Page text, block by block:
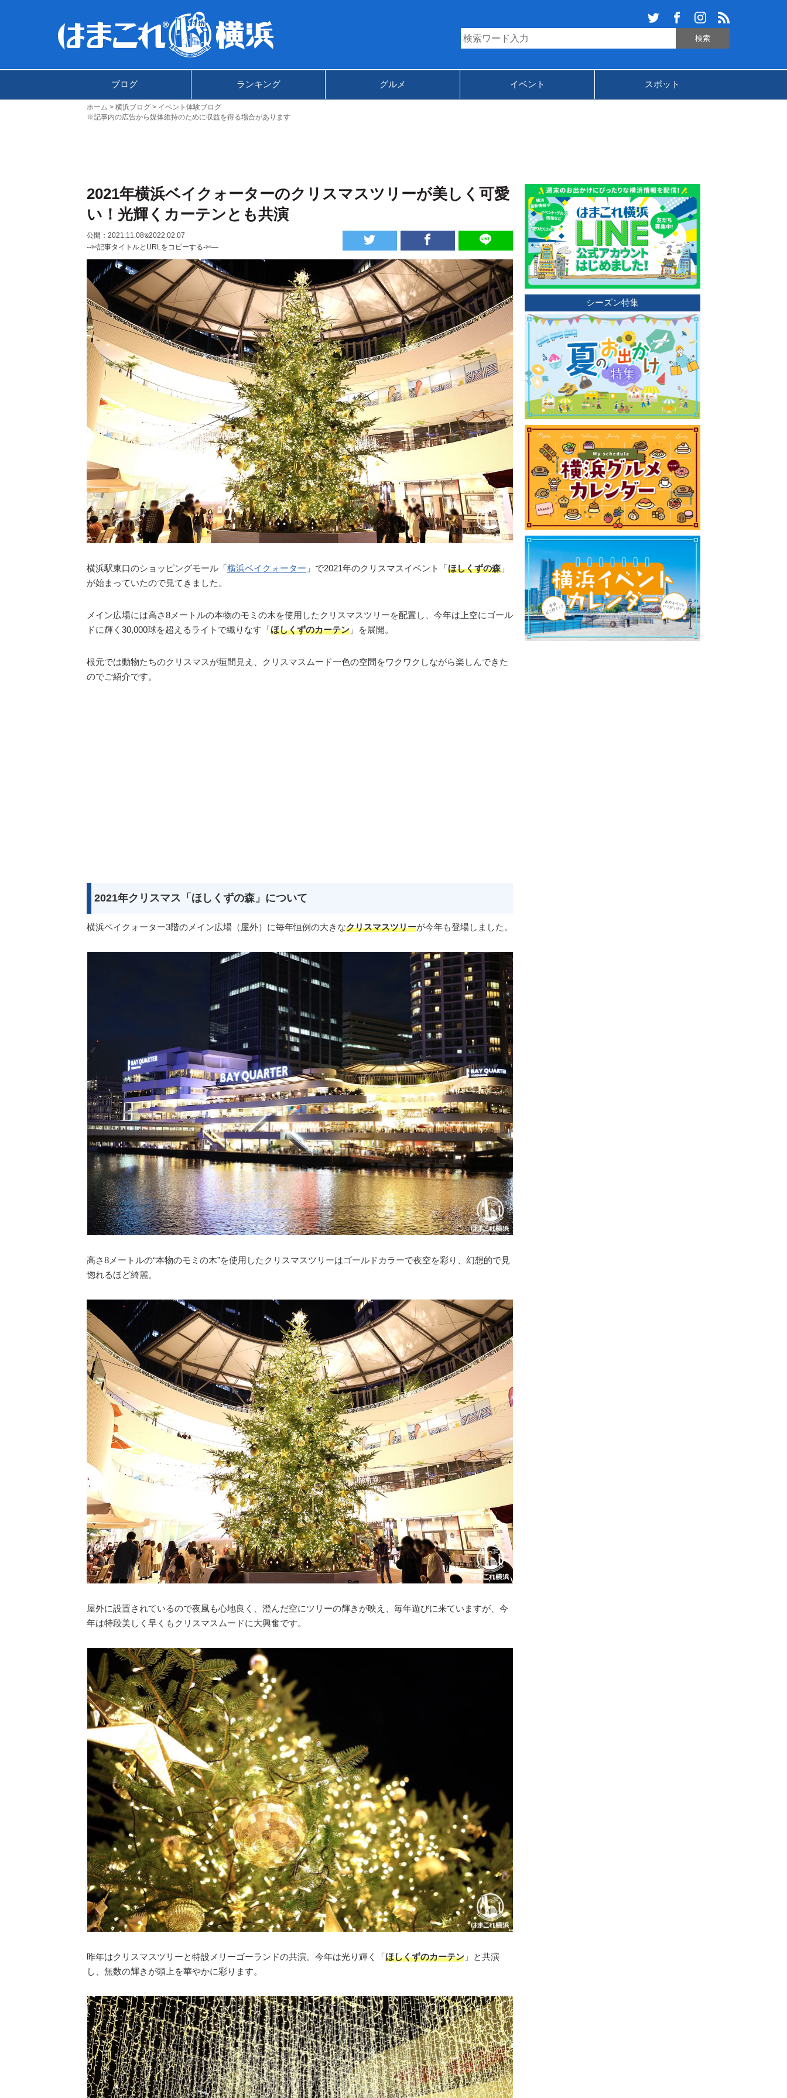
ブログ ランキング グルメ イベント スポット
ホーム 横浜ブログ
イベント体験ブログ
※記事内の広告から媒体維持のために収益を得る場合があります
2021年横浜ベイクォーターのクリスマスツリーが美しく可愛
い！光輝くカーテンとも共演
公開：2021.11.08ಇ2022.02.07
--✄記事タイトルとURLをコピーする-✄—
横浜駅東口のショッピングモール「横浜ベイクォーター 」で2021年のクリスマスイベント「ほしくずの森 」
が始まっていたので見てきました。
メイン広場には高さ8メートルの本物のモミの木を使用したクリスマスツリーを配置し、今年は上空にゴール
ドに輝く30,000球を超えるライトで織りなす「ほしくずのカーテン 」を展開。
根元では動物たちのクリスマスが垣間見え、クリスマスムード一色の空間をワクワクしながら楽しんできた
のでご紹介です。
2021年クリスマス「ほしくずの森」について
横浜ベイクォーター3階のメイン広場（屋外）に毎年恒例の大きなクリスマスツリーが今年も登場しました。
高さ8メートルの“本物のモミの木”を使用したクリスマスツリーはゴールドカラーで夜空を彩り、幻想的で見
惚れるほど綺麗。
屋外に設置されているので夜風も心地良く、澄んだ空にツリーの輝きが映え、毎年遊びに来ていますが、今
年は特段美しく早くもクリスマスムードに大興奮です。
昨年はクリスマスツリーと特設メリーゴーランドの共演。今年は光り輝く「ほしくずのカーテン 」と共演
し、無数の輝きが頭上を華やかに彩ります。
シーズン特集